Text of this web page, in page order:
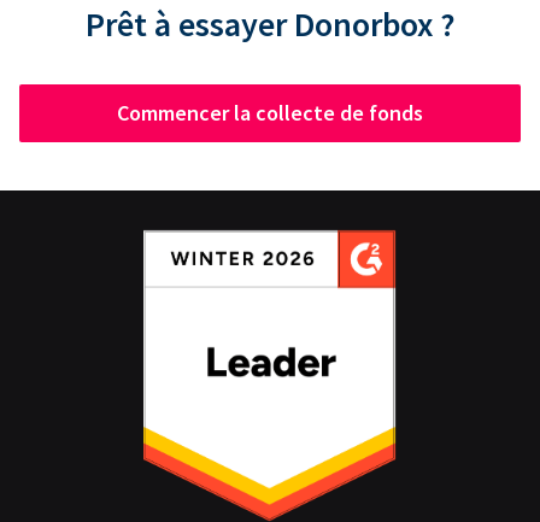
Prêt à essayer Donorbox ?
Commencer la collecte de fonds